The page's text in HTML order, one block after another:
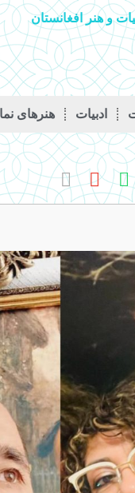
و هنر افغانستان
ادبیات هنرهای